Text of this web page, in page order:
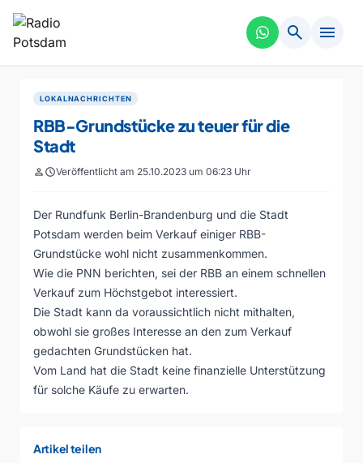
search menu
LOKALNACHRICHTEN
RBB-Grundstücke zu teuer für die
Stadt
personscheduleVeröffentlicht am 25.10.2023 um 06:23 Uhr
Der Rundfunk Berlin-Brandenburg und die Stadt
Potsdam werden beim Verkauf einiger RBB-
Grundstücke wohl nicht zusammenkommen.
Wie die PNN berichten, sei der RBB an einem schnellen
Verkauf zum Höchstgebot interessiert.
Die Stadt kann da voraussichtlich nicht mithalten,
obwohl sie großes Interesse an den zum Verkauf
gedachten Grundstücken hat.
Vom Land hat die Stadt keine finanzielle Unterstützung
für solche Käufe zu erwarten.
Artikel teilen